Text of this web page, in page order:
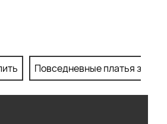
Повседневные платья